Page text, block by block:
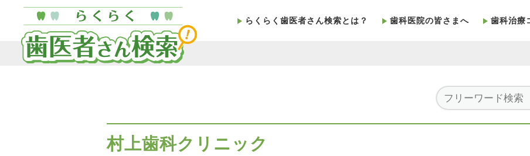
らくらく歯医者さん検索とは？ 歯科医院の皆さまへ 歯科治療
村上歯科クリニック